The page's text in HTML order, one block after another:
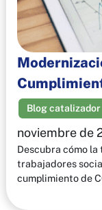
Blog catalizador
noviembre de
Descubra cómo la
trabajadores
cumplimiento de